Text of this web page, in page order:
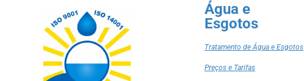
Água e
Esgotos
Tratamento de Água e Esgotos
Preços e Tarifas